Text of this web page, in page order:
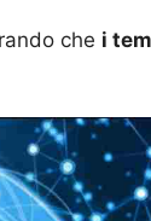
che i